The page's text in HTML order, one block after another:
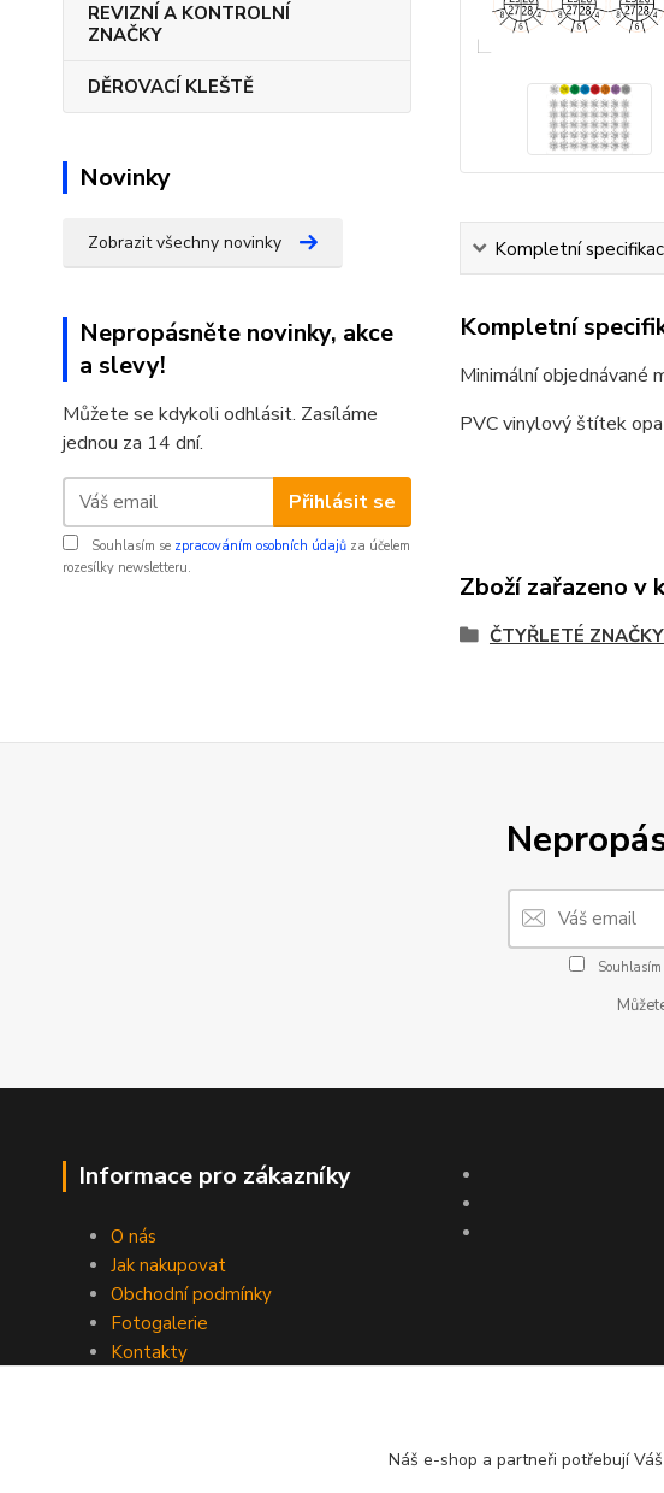
REVIZNÍ A KONTROLNÍ
ZNAČKY
DĚROVACÍ KLEŠTĚ
Novinky
Zobrazit všechny novinky
Nepropásněte novinky, akce
a slevy!
Můžete se kdykoli odhlásit. Zasíláme
jednou za 14 dní.
Přihlásit se
Souhlasím se zpracováním osobních údajů za účelem
rozesílky newsletteru.
Kompletní
Kompletní
Minimální objednávané
PVC vinylový štítek
Zboží zařazeno v
ČTYŘLETÉ ZNAČKY
Souhlasím
Informace pro zákazníky
O nás
Jak nakupovat
Obchodní podmínky
Fotogalerie
Kontakty
Náš e-shop a partneři potřebují Váš